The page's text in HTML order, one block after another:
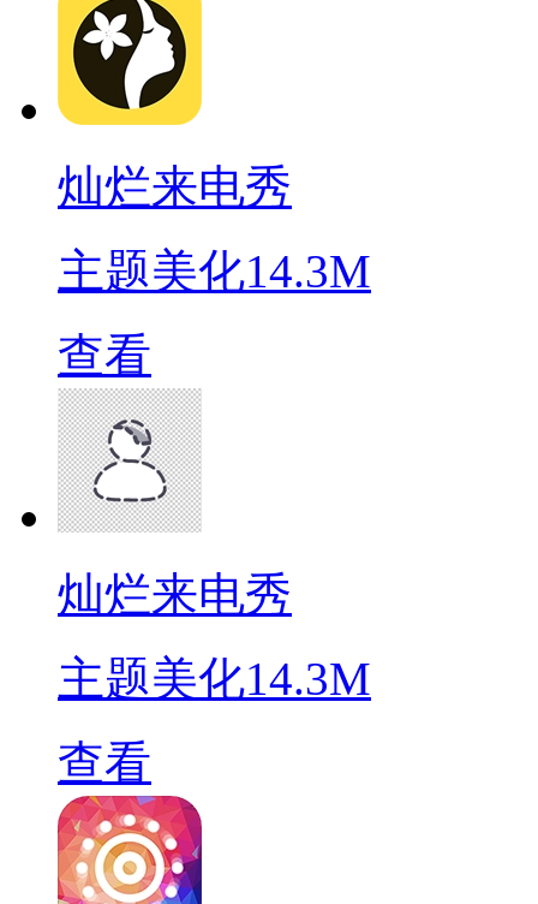
灿烂来电秀
主题美化14.3M
查看
灿烂来电秀
主题美化14.3M
查看